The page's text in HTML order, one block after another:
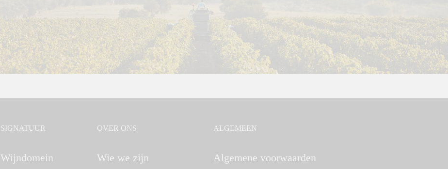
SIGNATUUR
Wijndomein
OVER ONS
Wie we zijn
ALGEMEEN
Algemene voorwaarden